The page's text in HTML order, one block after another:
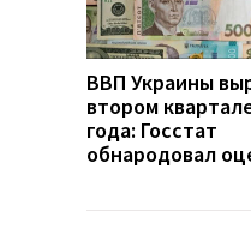
ВВП Украины
втором
года: Госстат
обнародовал